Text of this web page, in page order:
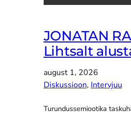
JONATAN
Lihtsalt
august 1, 2026
Diskussioon, Intervjuu
Turundussemiootika